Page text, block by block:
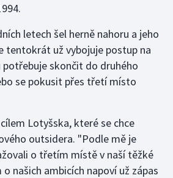
letech šel herně nahoru a jeho
tentokrát už vybojuje postup na
skončit do druhého
se pokusit přes třetí místo
Lotyšska, které se chce
outsidera. "Podle mě je
o třetím místě v naší těžké
našich ambicích napoví už zápas